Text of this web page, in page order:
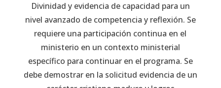
Divinidad y evidencia de capacidad para un
nivel avanzado de competencia y reflexión. Se
requiere una participación continua en el
ministerio en un contexto ministerial
específico para continuar en el programa. Se
debe demostrar en la solicitud evidencia de un